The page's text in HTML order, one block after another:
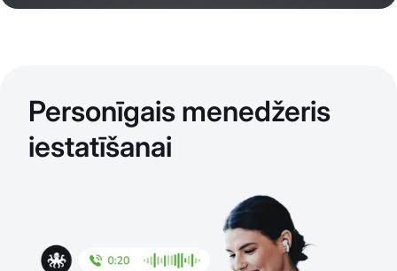
Personīgais menedžeris
iestatīšanai